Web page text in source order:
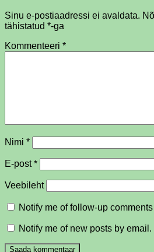
Sinu e-postiaadressi ei avaldata.
tähistatud *-ga
Kommenteeri *
Nimi *
E-post*
Veebileht
Notify me of follow-up
Notify me of new posts by email.